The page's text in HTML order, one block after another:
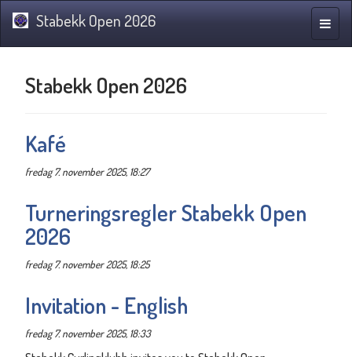
Stabekk Open 2026
Stabekk Open 2026
Kafé
fredag 7. november 2025, 18:27
Turneringsregler Stabekk Open
2026
fredag 7. november 2025, 18:25
Invitation - English
fredag 7. november 2025, 18:33